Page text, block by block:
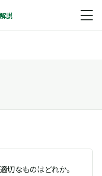
説
切なものはどれか。